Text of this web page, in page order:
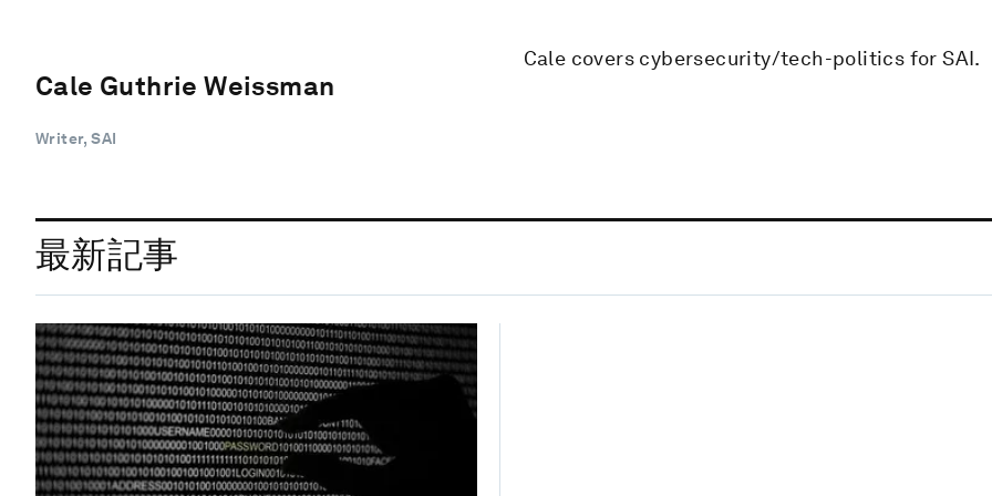
Cale Guthrie Weissman
Writer, SAI
Cale covers cybersecurity/tech-politics for SAI.
最新記事